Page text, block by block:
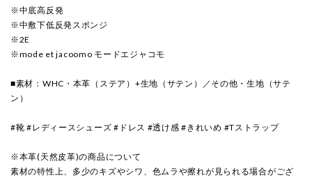
※中底高反発
※中敷下低反発スポンジ
※2E
※mode et jacoomo モードエジャコモ
■素材：WHC・本革（ステア）+生地（サテン）／その他・生地（サテ
ン）
#靴 #レディースシューズ #ドレス #透け感 #きれいめ #Tストラップ
※本革(天然皮革)の商品について
素材の特性上、多少のキズやシワ、色ムラや擦れが見られる場合がござ